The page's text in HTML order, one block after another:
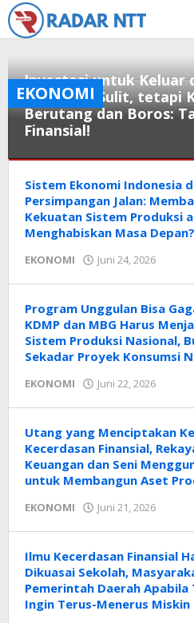
Lewati
ke
konten
Investasi untuk Keluar
Dianggap Sulit, tetapi
Berutang dan Boros:
Finansial!
2026
Radar
EKONOMI
Sistem Ekonomi Indonesia
Persimpangan Jalan:
Kekuatan Sistem Produksi
Menghabiskan Masa Depan?
EKONOMI Juni 24, 2026
NTT
Program Unggulan Bisa
KDMP dan MBG Harus
Sistem Produksi Nasional,
Sekadar Proyek Konsumsi
EKONOMI Juni 22, 2026
NTT
Utang yang Menciptakan
Kecerdasan Finansial,
Keuangan dan Seni
untuk Membangun Aset
EKONOMI Juni 21, 2026
NTT
Ilmu Kecerdasan Finansial
Dikuasai Sekolah,
Pemerintah Daerah Apabila
Ingin Terus-Menerus Miskin